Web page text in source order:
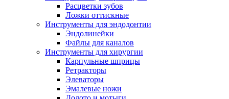
Расцветки зубов
Ложки оттискные
Инструменты для эндодонтии
Эндолинейки
Файлы для каналов
Инструменты для хирургии
Карпульные шприцы
Ретракторы
Элеваторы
Эмалевые ножи